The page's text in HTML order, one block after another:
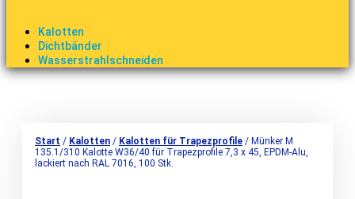
Kalotten
Dichtbänder
Wasserstrahlschneiden
Start / Kalotten / Kalotten für Trapezprofile / Münker M
135.1/310 Kalotte W36/40 für Trapezprofile 7,3 x 45, EPDM-Alu,
lackiert nach RAL 7016, 100 Stk.